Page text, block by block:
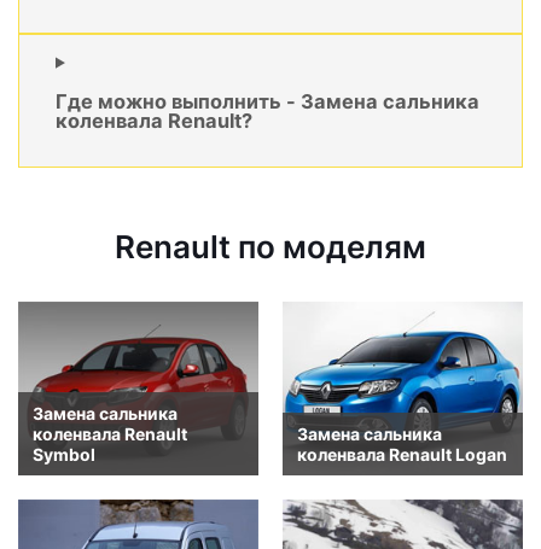
Где можно выполнить - Замена сальника
коленвала Renault?
Renault по моделям
Замена сальника
коленвала Renault
Symbol
Замена сальника
коленвала Renault Logan